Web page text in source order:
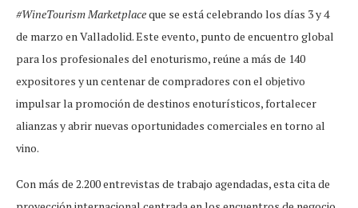
#WineTourism Marketplaceque se está celebrando los días 3 y 4
de marzo en Valladolid. Este evento, punto de encuentro global
para los profesionales del enoturismo, reúne a más de 140
expositores y un centenar de compradores con el objetivo
impulsar la promoción de destinos enoturísticos, fortalecer
alianzas y abrir nuevas oportunidades comerciales en torno al
vino.
Con más de 2.200 entrevistas de trabajo agendadas, esta cita de